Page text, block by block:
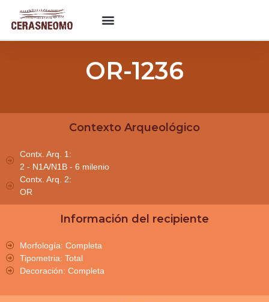
OR-1236
Contexto Arqueológico
Contx. Arq. 1:
2 - N1A/N1B - 6 milenio
Contx. Arq. 2:
OR
Información del recipiente
Morfología: Completa
Tipometria: Total
Decoración: Completa